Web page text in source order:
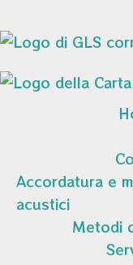
Accordatura e
acustici
Metodi